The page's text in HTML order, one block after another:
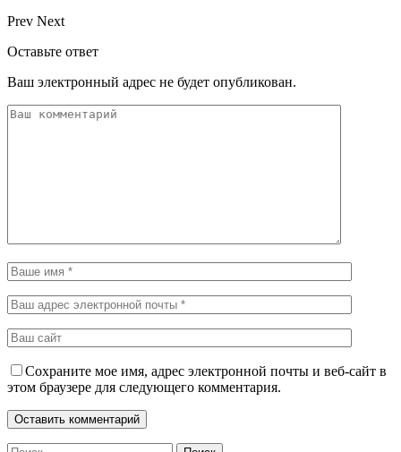
Prev Next
Оставьте ответ
Ваш электронный адрес не будет опубликован.
Сохраните мое имя, адрес электронной почты и веб-сайт в
этом браузере для следующего комментария.